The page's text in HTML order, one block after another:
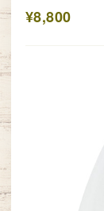
¥8,800